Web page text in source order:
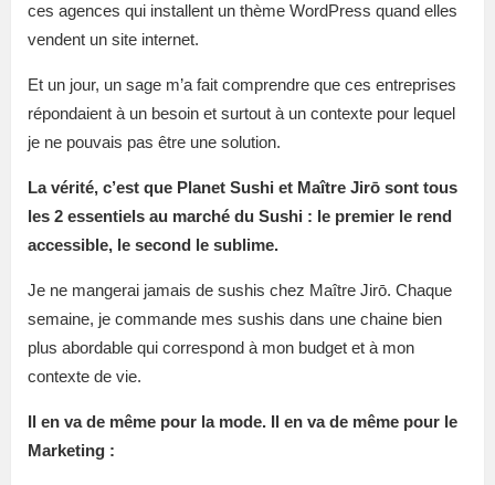
ces agences qui installent un thème WordPress quand elles
vendent un site internet.
Et un jour, un sage m’a fait comprendre que ces entreprises
répondaient à un besoin et surtout à un contexte pour lequel
je ne pouvais pas être une solution.
La vérité, c’est que Planet Sushi et Maître Jirō sont tous
les 2 essentiels au marché du Sushi : le premier le rend
accessible, le second le sublime.
Je ne mangerai jamais de sushis chez Maître Jirō. Chaque
semaine, je commande mes sushis dans une chaine bien
plus abordable qui correspond à mon budget et à mon
contexte de vie.
Il en va de même pour la mode. Il en va de même pour le
Marketing :